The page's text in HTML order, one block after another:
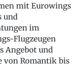
mit Eurowings
und
im
Flugzeugen
Angebot und
von Romantik bis